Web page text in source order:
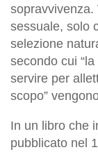
sopravvivenza.
sessuale, solo
selezione
secondo cui
servire per
scopo”
In un libro che
pubblicato nel